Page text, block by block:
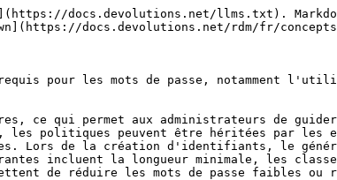
docs.devolutions.net/llms.txt).
docs.devolutions.net/rdm/fr/
pour les mots de passe, notamment
ce qui permet aux administrateurs de
les politiques peuvent être héritées par les
Lors de la création d'identifiants, le
incluent la longueur minimale, les
de réduire les mots de passe faibles